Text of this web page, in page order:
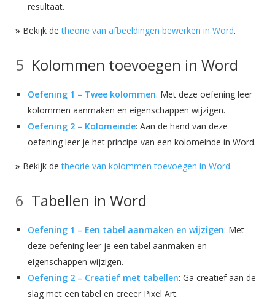
resultaat.
» Bekijk detheorie van afbeeldingen bewerken in Word.
Kolommen toevoegen in Word
Oefening 1 – Twee kolommen: Met deze oefening leer
kolommen aanmaken en eigenschappen wijzigen.
Oefening 2 – Kolomeinde: Aan de hand van deze
oefening leer je het principe van een kolomeinde in Word.
» Bekijk detheorie van kolommen toevoegen in Word.
Tabellen in Word
Oefening 1 – Een tabel aanmaken en wijzigen: Met
deze oefening leer je een tabel aanmaken en
eigenschappen wijzigen.
Oefening 2 – Creatief met tabellen: Ga creatief aan de
slag met een tabel en creëer Pixel Art.